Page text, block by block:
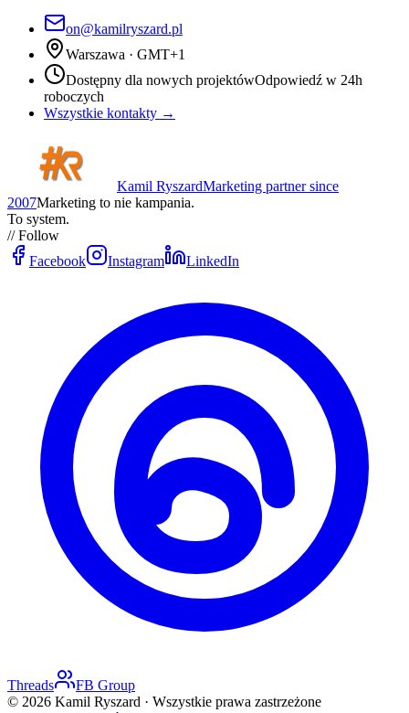
on@kamilryszard.pl
Warszawa · GMT+1
Dostępny dla nowych projektówOdpowiedź w 24h
roboczych
Wszystkie kontakty →
Kamil RyszardMarketing partner since
2007Marketing to nie kampania.
To system.
// Follow
Facebook
Instagram LinkedIn
Threads
FB Group
© 2026 Kamil Ryszard · Wszystkie prawa zastrzeżone